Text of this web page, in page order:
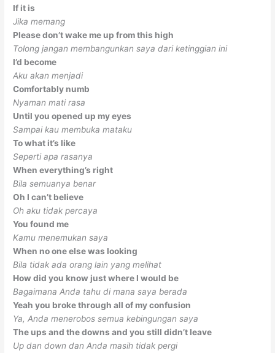
If it is
Jika memang
Please don’t wake me up from this high
Tolong jangan membangunkan saya dari ketinggian ini
I’d become
Aku akan menjadi
Comfortably numb
Nyaman mati rasa
Until you opened up my eyes
Sampai kau membuka mataku
To what it’s like
Seperti apa rasanya
When everything’s right
Bila semuanya benar
Oh I can’t believe
Oh aku tidak percaya
You found me
Kamu menemukan saya
When no one else was looking
Bila tidak ada orang lain yang melihat
How did you know just where I would be
Bagaimana Anda tahu di mana saya berada
Yeah you broke through all of my confusion
Ya, Anda menerobos semua kebingungan saya
The ups and the downs and you still didn’t leave
Up dan down dan Anda masih tidak pergi